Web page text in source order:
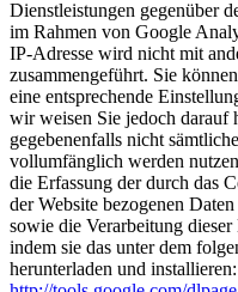
Dienstleistungen gegenüber
im Rahmen von Google
IP-Adresse wird nicht mit
zusammengeführt. Sie
eine entsprechende
wir weisen Sie jedoch darauf
gegebenenfalls nicht
vollumfänglich werden
die Erfassung der durch das
der Website bezogenen
sowie die Verarbeitung
indem sie das unter dem
herunterladen und installieren: